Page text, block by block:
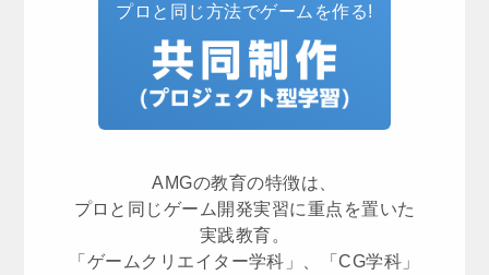
プロと同じ方法でゲームを作る!
AMGの教育の特徴は、
プロと同じゲーム開発実習に重点を置いた
実践教育。
「ゲームクリエイター学科」、「CG学科」